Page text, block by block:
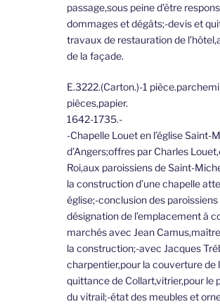
passage,sous peine d’être
dommages et dégâts;-devis et
travaux de restauration de
de la façade.
E.3222.(Carton.)-1
pièces,papier.
1642-1735.-
-Chapelle Louet en l’église Saint-
d’Angers;offres par Charles
Roi,aux paroissiens de Saint-
la construction d’une chapelle
église;-conclusion des
désignation de l’emplacement à
marchés avec Jean
la construction;-avec Jacques
charpentier,pour la couverture de
quittance de Collart,vitrier,pour le
du vitrail;-état des meubles et